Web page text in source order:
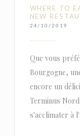
WHERE TO
NEW
24/10/2019
Que vous
Bourgogne,
encore un
Terminus
s'acclimater à